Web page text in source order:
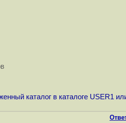
каталог в каталоге USER1